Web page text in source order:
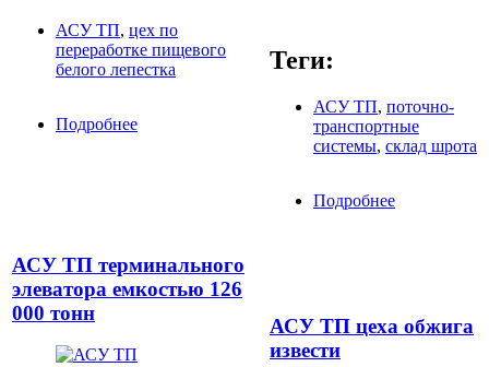
АСУ ТП, цех по
переработке пищевого
белого лепестка
Подробнее о АСУ ТП цеха по переработке пищевого
Теги:
АСУ ТП, поточно-
транспортные
системы, склад шрота
Подробнее
АСУ ТП терминального
элеватора емкостью 126
000 тонн
АСУ ТП цеха обжига
извести